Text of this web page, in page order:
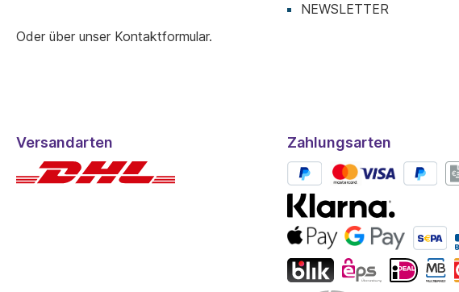
Oder über unser Kontaktformular.
NEWSLETTER
Versandarten Zahlungsarten